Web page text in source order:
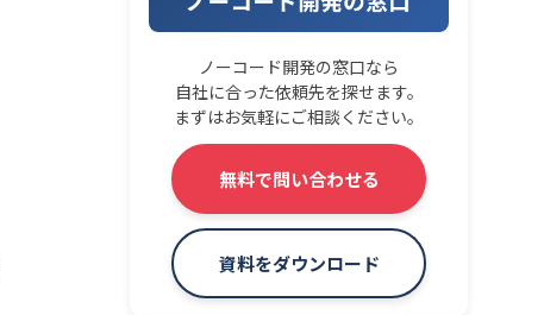
ノーコード開発の窓口なら
自社に合った依頼先を探せます。
まずはお気軽にご相談ください。
無料で問い合わせる
資料をダウンロード